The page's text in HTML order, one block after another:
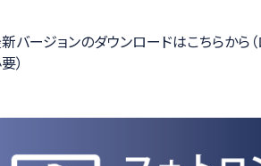
バージョンのダウンロードはこちらから
）